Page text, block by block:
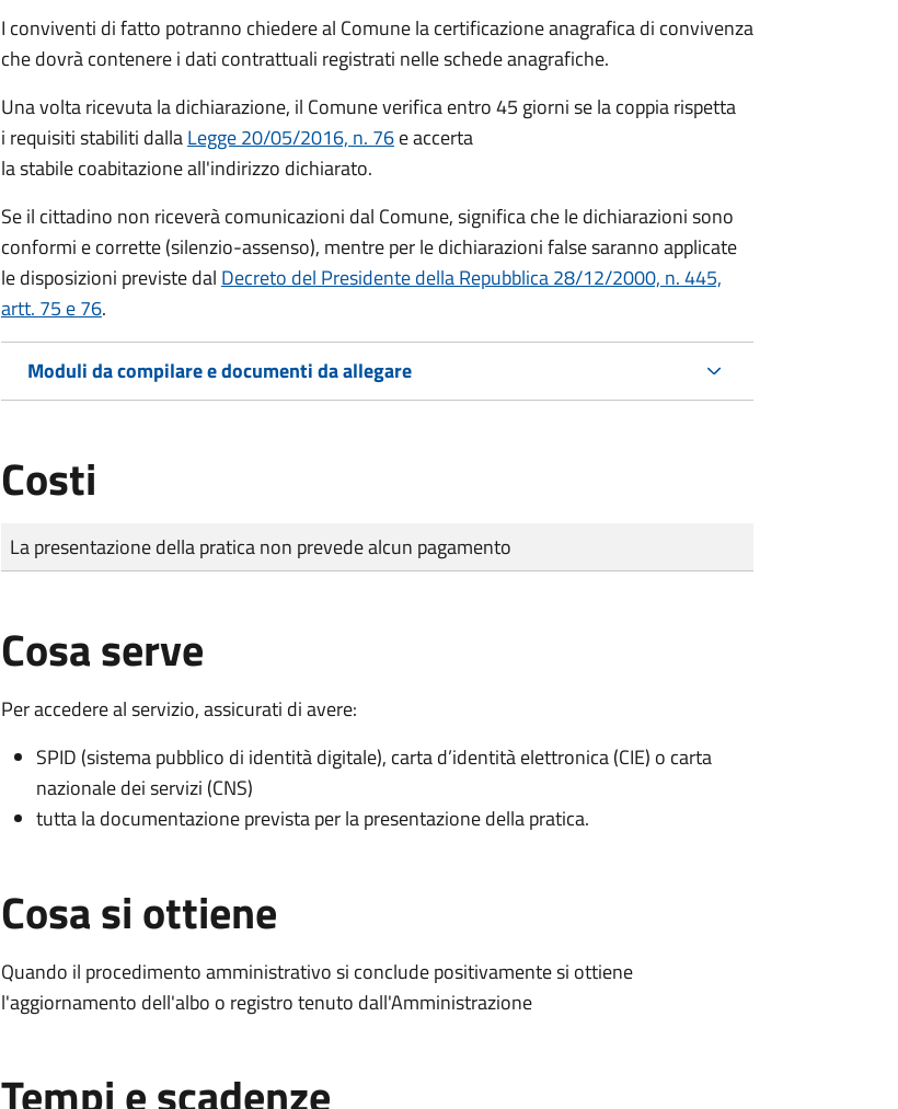
I conviventi di fatto potranno chiedere al Comune la certificazione anagrafica di convivenza
che dovrà contenere i dati contrattuali registrati nelle schede anagrafiche.
Una volta ricevuta la dichiarazione, il Comune verifica entro 45 giorni se la coppia rispetta
i requisiti stabiliti dallaLegge 20/05/2016, n. 76e accerta
la stabile coabitazione all'indirizzo dichiarato.
Se il cittadino non riceverà comunicazioni dal Comune, significa che le dichiarazioni sono
conformi e corrette (silenzio-assenso), mentre per le dichiarazioni false saranno applicate
le disposizioni previste dal Decreto del Presidente della Repubblica 28/12/2000, n. 445,
artt. 75 e 76.
Moduli da compilare e documenti da allegare
Costi
Tipo di pagamento
Importo
La presentazione della pratica non prevede alcun pagamento
Cosa serve
Per accedere al servizio, assicurati di avere:
SPID (sistema pubblico di identità digitale), carta d’identità elettronica (CIE) o carta
nazionale dei servizi (CNS)
tutta la documentazione prevista per la presentazione della pratica.
Cosa si ottiene
Quando il procedimento amministrativo si conclude positivamente si ottiene
l'aggiornamento dell'albo o registro tenuto dall'Amministrazione